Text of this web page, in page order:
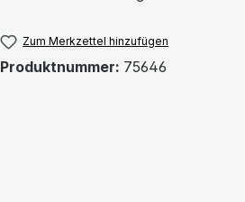
Zum Merkzettel hinzufügen
Produktnummer: 75646